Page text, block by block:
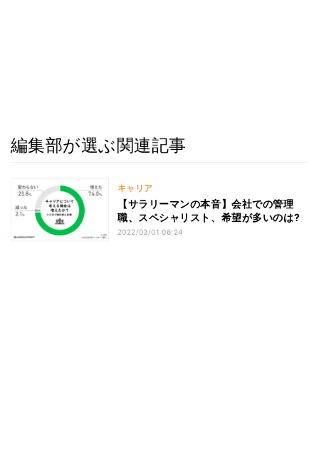
編集部が選ぶ関連記事
キャリア
【サラリーマンの本音】会社での管理
職、スペシャリスト、希望が多いのは?
2022/03/01 06:24